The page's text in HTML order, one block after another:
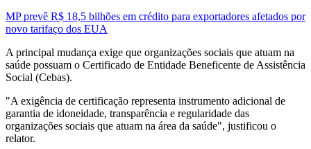
MP prevê R$ 18,5 bilhões em crédito para exportadores afetados por
novo tarifaço dos EUA
A principal mudança exige que organizações sociais que atuam na
saúde possuam o Certificado de Entidade Beneficente de Assistência
Social (Cebas).
"A exigência de certificação representa instrumento adicional de
garantia de idoneidade, transparência e regularidade das
organizações sociais que atuam na área da saúde", justificou o
relator.